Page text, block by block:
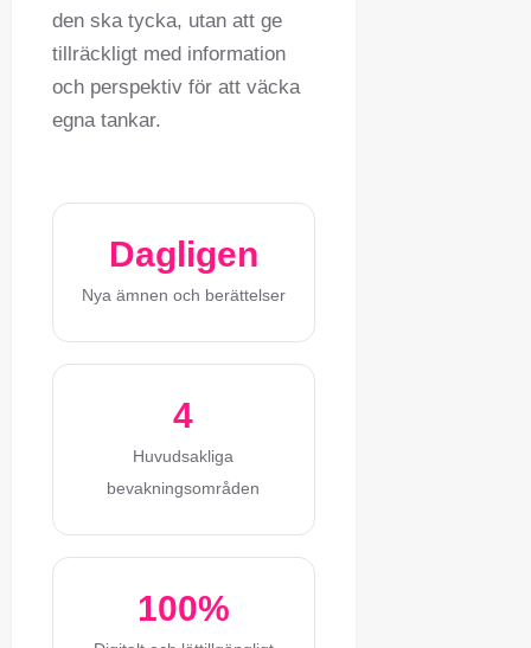
den ska tycka, utan att ge
tillräckligt med information
och perspektiv för att väcka
egna tankar.
Dagligen
Nya ämnen och berättelser
4
Huvudsakliga
bevakningsområden
100%